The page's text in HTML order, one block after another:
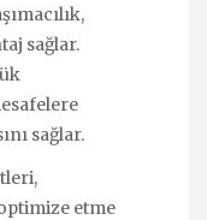
sağlar.
sağlar.
etme